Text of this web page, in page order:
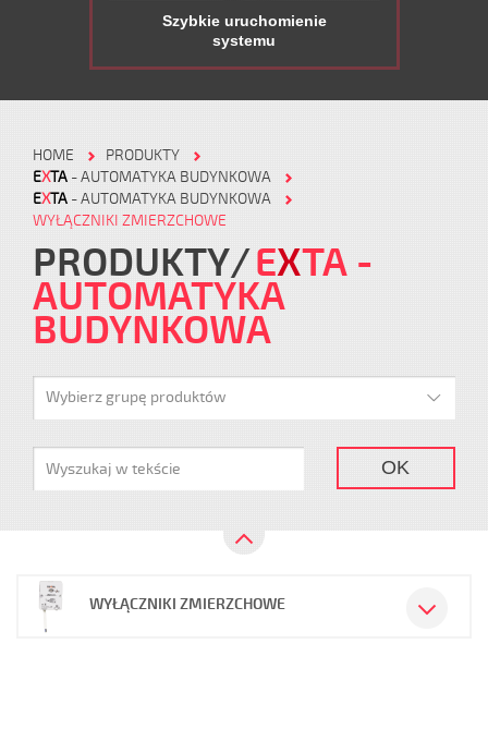
Szybkie uruchomienie
systemu
HOME
PRODUKTY
EXTA - AUTOMATYKA BUDYNKOWA
EXTA - AUTOMATYKA BUDYNKOWA
WYŁĄCZNIKI ZMIERZCHOWE
PRODUKTY EXTA -
AUTOMATYKA
BUDYNKOWA
Wybierz grupę produktów
OK
WYŁĄCZNIKI ZMIERZCHOWE